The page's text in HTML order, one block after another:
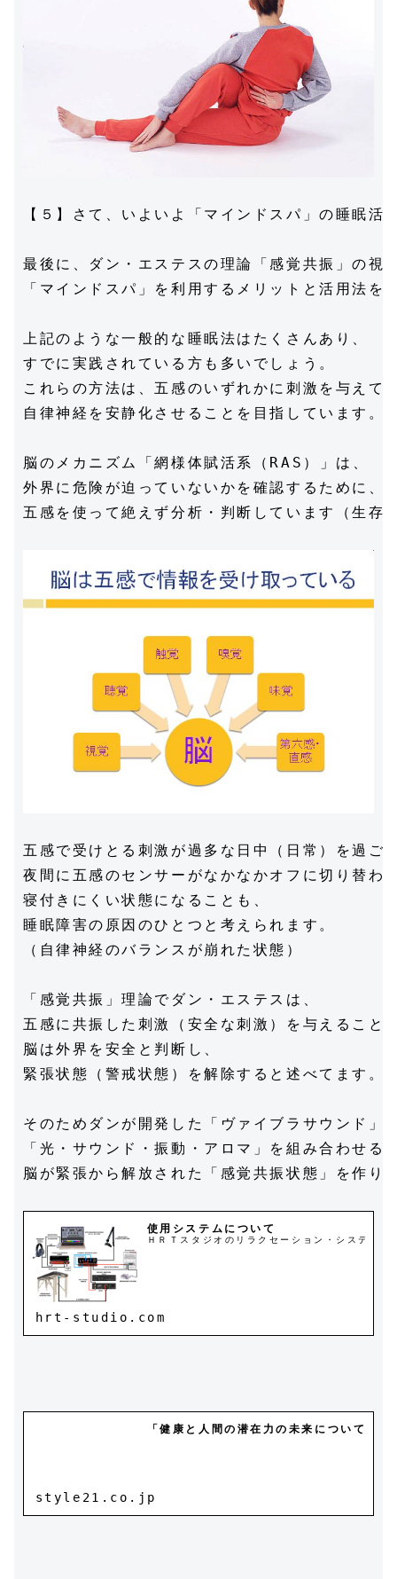
【５】さて、いよいよ「マインドスパ」の睡眠活
最後に、ダン・エステスの理論「感覚共振」の視
「マインドスパ」を利用するメリットと活用法を
上記のような一般的な睡眠法はたくさんあり、
すでに実践されている方も多いでしょう。
これらの方法は、五感のいずれかに刺激を与えて
自律神経を安静化させることを目指しています。
脳のメカニズム「網様体賦活系（RAS）」は、
外界に危険が迫っていないかを確認するために、
五感を使って絶えず分析・判断しています（生存
五感で受けとる刺激が過多な日中（日常）を過ご
夜間に五感のセンサーがなかなかオフに切り替わ
寝付きにくい状態になることも、
睡眠障害の原因のひとつと考えられます。
（自律神経のバランスが崩れた状態）
「感覚共振」理論でダン・エステスは、
五感に共振した刺激（安全な刺激）を与えること
脳は外界を安全と判断し、
緊張状態（警戒状態）を解除すると述べてます。
そのためダンが開発した「ヴァイブラサウンド」
「光・サウンド・振動・アロマ」を組み合わせる
脳が緊張から解放された「感覚共振状態」を作り
使用システムについて
ＨＲＴスタジオのリラクセーション・システム
hrt-studio.com
「健康と人間の潜在力の未来についての
style21.co.jp